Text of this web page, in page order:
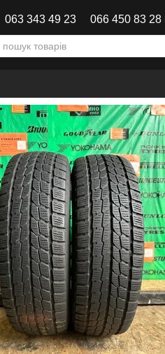
063 343 49 23 066 450 83 28